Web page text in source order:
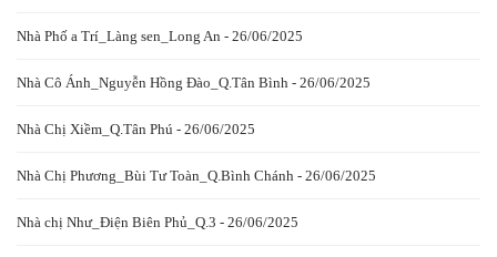
Nhà Phố a Trí_Làng sen_Long An - 26/06/2025
Nhà Cô Ánh_Nguyễn Hồng Đào_Q.Tân Bình - 26/06/2025
Nhà Chị Xiềm_Q.Tân Phú - 26/06/2025
Nhà Chị Phương_Bùi Tư Toàn_Q.Bình Chánh - 26/06/2025
Nhà chị Như_Điện Biên Phủ_Q.3 - 26/06/2025